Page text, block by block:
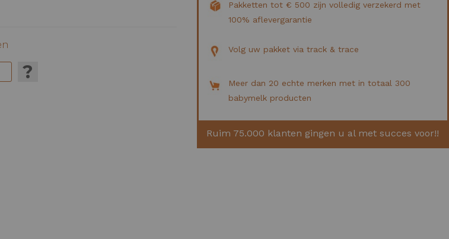
?
Pakketten tot € 500 zijn volledig verzekerd met
100% aflevergarantie
Volg uw pakket via track & trace
Meer dan 20 echte merken met in totaal 300
babymelk producten
Ruim 75.000 klanten gingen u al met succes voor!!